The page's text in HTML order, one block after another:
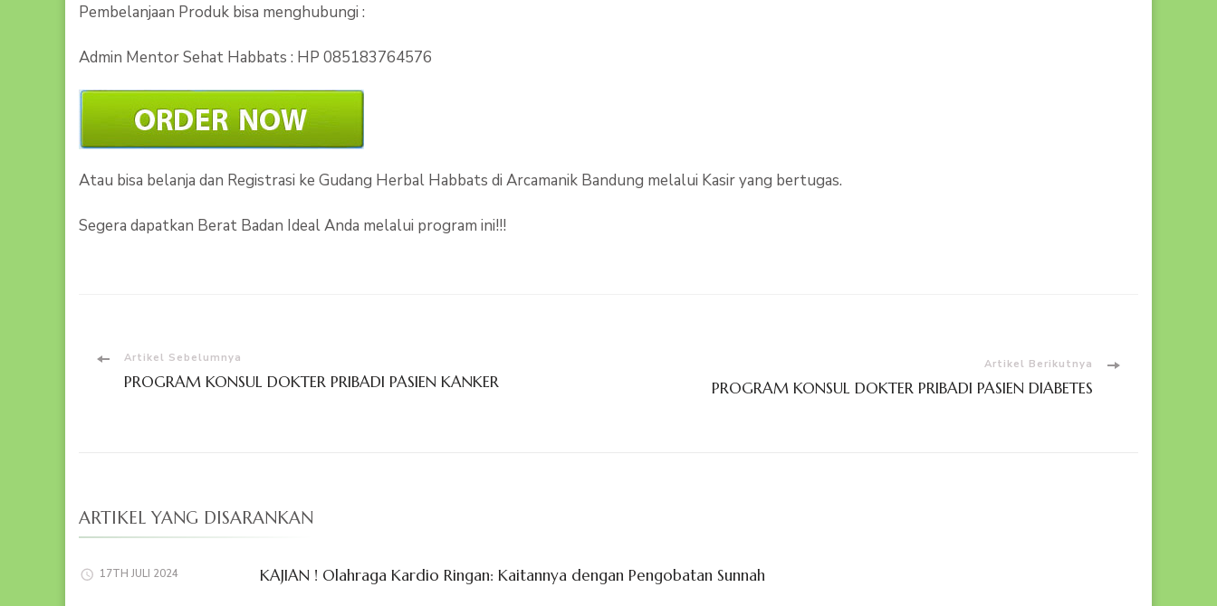
Pembelanjaan Produk bisa menghubungi :
Admin Mentor Sehat Habbats : HP 085183764576
Atau bisa belanja dan Registrasi ke Gudang Herbal Habbats di Arcamanik Bandung melalui Kasir yang bertugas.
Segera dapatkan Berat Badan Ideal Anda melalui program ini!!!
Navigasi
Artikel Sebelumnya
PROGRAM KONSUL DOKTER PRIBADI PASIEN KANKER
Artikel Berikutnya
PROGRAM KONSUL DOKTER PRIBADI PASIEN DIABETES
ARTIKEL YANG DISARANKAN
17TH JULI 2024 KAJIAN ! Olahraga Kardio Ringan: Kaitannya dengan Pengobatan Sunnah